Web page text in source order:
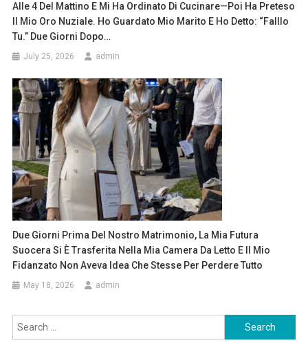
Alle 4 Del Mattino E Mi Ha Ordinato Di Cucinare—Poi Ha Preteso
Il Mio Oro Nuziale. Ho Guardato Mio Marito E Ho Detto: “Falllo
Tu.” Due Giorni Dopo…
July 25, 2026 admin
Due Giorni Prima Del Nostro Matrimonio, La Mia Futura
Suocera Si È Trasferita Nella Mia Camera Da Letto E Il Mio
Fidanzato Non Aveva Idea Che Stesse Per Perdere Tutto
May 18, 2026 admin
Search
for: